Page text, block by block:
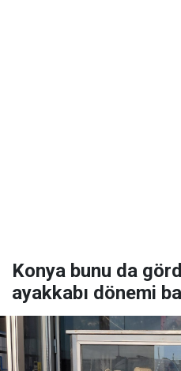
Konya bunu da
ayakkabı dönemi